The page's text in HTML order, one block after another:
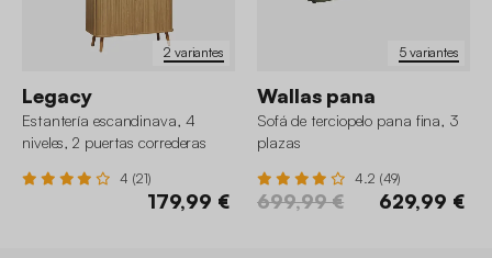
2 variantes
Legacy
Estantería escandinava, 4
niveles, 2 puertas correderas
4 (21)
179,99 €
5 variantes
Wallas pana
Sofá de terciopelo pana fina, 3
plazas
4.2 (49)
699,99 € 629,99 €